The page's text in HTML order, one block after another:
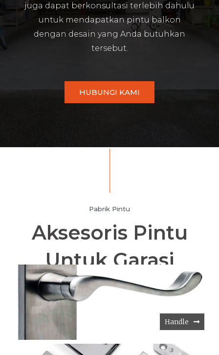
juga dapat berkonsultasi terlebih dahulu
untuk mendapatkan pintu balkon
dengan desain yang Anda butuhkan
tersebut.
HUBUNGI KAMI
Pabrik Pintu
Aksesoris Pintu
Untuk Garasi
Handle